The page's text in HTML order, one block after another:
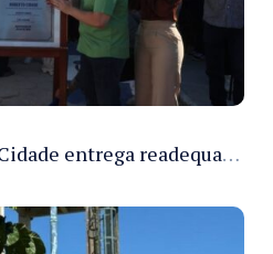
Governador Roberto Cidade entrega readequação do ambulatório da FCecon e amplia capacidade de atendimento oncológico em Manaus